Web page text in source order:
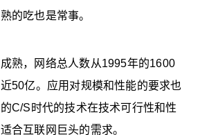
的吃也是常事。
熟，网络总人数从1995年的1600
50亿。应用对规模和性能的要求也
C/S时代的技术在技术可行性和性
合互联网巨头的需求。